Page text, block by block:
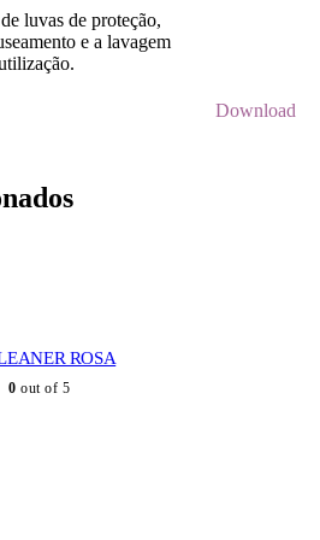
luvas de proteção,
e a lavagem
Download
ROSA
0 out of 5